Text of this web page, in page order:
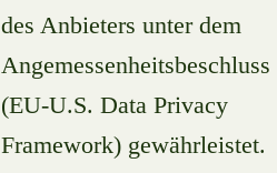
des Anbieters unter dem
Angemessenheitsbeschluss
(EU-U.S. Data Privacy
Framework) gewährleistet.